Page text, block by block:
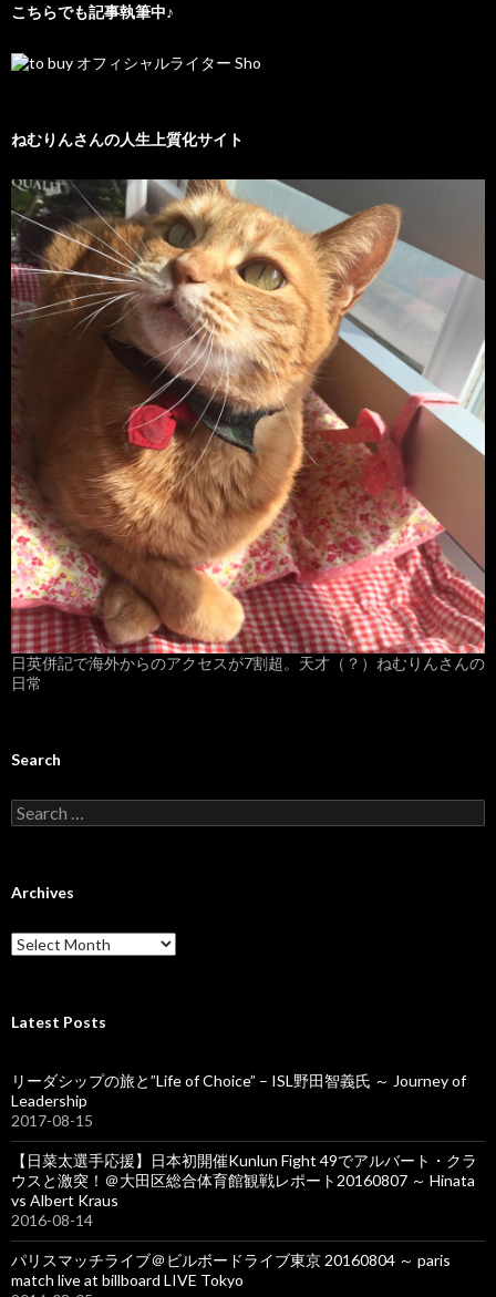
こちらでも記事執筆中♪
ねむりんさんの人生上質化サイト
日英併記で海外からのアクセスが7割超。天才（？）ねむりんさんの
日常
Search
S
e
c
f
o
Archives
A
r
i
s
Latest Posts
リーダシップの旅と”Life of Choice” – ISL野田智義氏 ～ Journey of
Leadership
2017-08-15
【日菜太選手応援】日本初開催Kunlun Fight 49でアルバート・クラ
ウスと激突！＠大田区総合体育館観戦レポート20160807 ～ Hinata
vs Albert Kraus
2016-08-14
パリスマッチライブ＠ビルボードライブ東京 20160804 ～ paris
match live at billboard LIVE Tokyo